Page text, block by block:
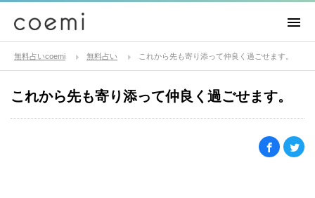
無料占いcoemi 無料占い これから先も寄り添って仲良く過ごせます。
これから先も寄り添って仲良く過ごせます。